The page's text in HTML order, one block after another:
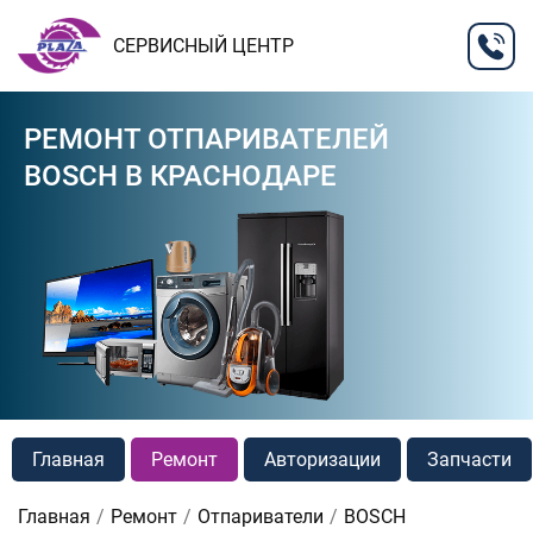
СЕРВИСНЫЙ ЦЕНТР
РЕМОНТ ОТПАРИВАТЕЛЕЙ
BOSCH В КРАСНОДАРЕ
Главная Ремонт Авторизации Запчасти
Главная Ремонт Отпариватели BOSCH